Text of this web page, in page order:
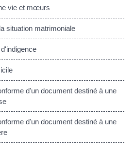
vie et mœurs
situation matrimoniale
d'un document destiné à une
d'un document destiné à une